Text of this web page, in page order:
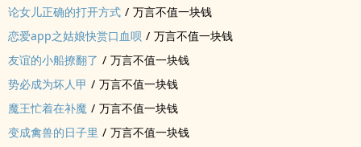
论女儿正确的打开方式 / 万言不值一块钱
恋爱app之姑娘快赏口血呗 / 万言不值一块钱
友谊的小船撩翻了 / 万言不值一块钱
势必成为坏人甲 / 万言不值一块钱
魔王忙着在补魔 / 万言不值一块钱
变成禽兽的日子里 / 万言不值一块钱